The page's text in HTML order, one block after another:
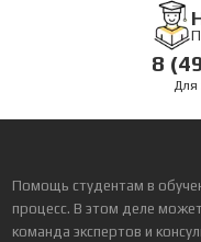
8
Для
Помощь студентам в
процесс. В этом деле
команда экспертов и